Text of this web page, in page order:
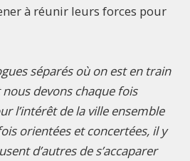
à réunir leurs forces pour
séparés où on est en train
devons chaque fois
l’intérêt de la ville ensemble
orientées et concertées, il y
d’autres de s’accaparer